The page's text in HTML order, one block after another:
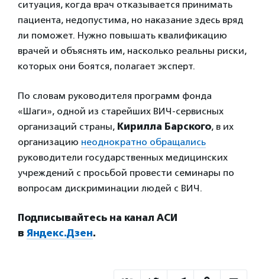
ситуация, когда врач отказывается принимать
пациента, недопустима, но наказание здесь вряд
ли поможет. Нужно повышать квалификацию
врачей и объяснять им, насколько реальны риски,
которых они боятся, полагает эксперт.
По словам руководителя программ фонда
«Шаги», одной из старейших ВИЧ-сервисных
организаций страны, Кирилла Барского, в их
организацию неоднократно обращались
руководители государственных медицинских
учреждений с просьбой провести семинары по
вопросам дискриминации людей с ВИЧ.
Подписывайтесь на канал АСИ
в Яндекс.Дзен.